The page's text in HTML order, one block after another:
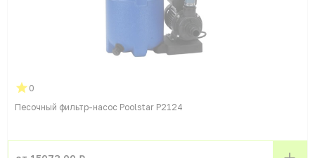
0
Песочный фильтр-насос Poolstar P2124